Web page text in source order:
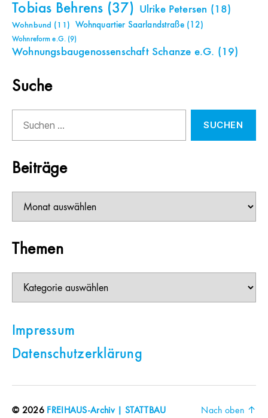
Tobias Behrens (37) Ulrike Petersen (18)
Wohnbund (11) Wohnquartier Saarlandstraße(12)
Wohnreform e.G.(9)
Wohnungsbaugenossenschaft Schanze e.G. (19)
Suche
nach:
Beiträge
Themen
Impressum
Datenschutzerklärung
© 2026 FREIHAUS-Archiv | STATTBAU
Nach oben ↑